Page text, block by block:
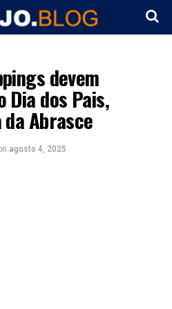
devem
dos Pais,
Abrasce
agosto 4, 2025